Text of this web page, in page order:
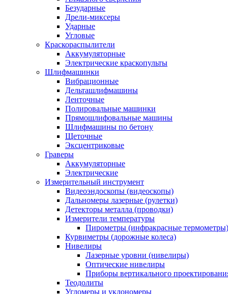
Безударные
Дрели-миксеры
Ударные
Угловые
Краскораспылители
Аккумуляторные
Электрические краскопульты
Шлифмашинки
Вибрационные
Дельташлифмашины
Ленточные
Полировальные машинки
Прямошлифовальные машины
Шлифмашины по бетону
Щеточные
Эксцентриковые
Граверы
Аккумуляторные
Электрические
Измерительный инструмент
Видеоэндоскопы (видеоскопы)
Дальномеры лазерные (рулетки)
Детекторы металла (проводки)
Измерители температуры
Пирометры (инфракрасные термометры)
Курвиметры (дорожные колеса)
Нивелиры
Лазерные уровни (нивелиры)
Оптические нивелиры
Приборы вертикального
Теодолиты
Угломеры и уклономеры